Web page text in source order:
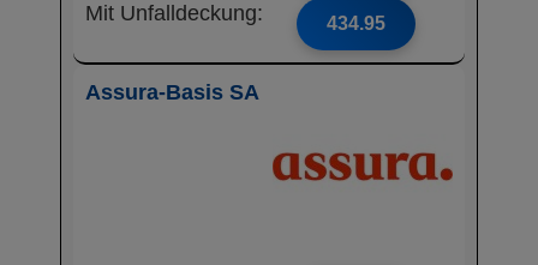
Mit Unfalldeckung: 434.95
Assura-Basis SA